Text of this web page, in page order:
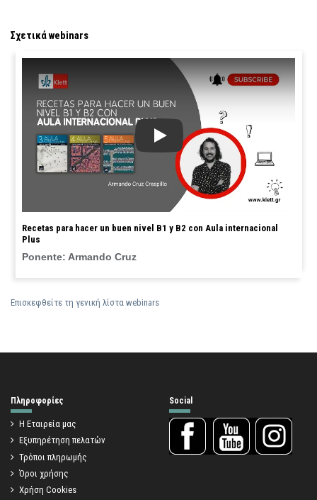
Σχετικά webinars
Recetas para hacer un buen nivel B1 y B2 con Aula internacional Plus
Recetas para hacer un buen nivel B1 y B2 con Aula internacional
Plus
Ponente: Armando Cruz
Επισκεφθείτε τη γενική λίστα webinars
Πληροφορίες
Η Εταιρεία μας
Εξυπηρέτηση πελατών
Τρόποι πληρωμής
Όροι χρήσης
Χρήση Cookies
Social